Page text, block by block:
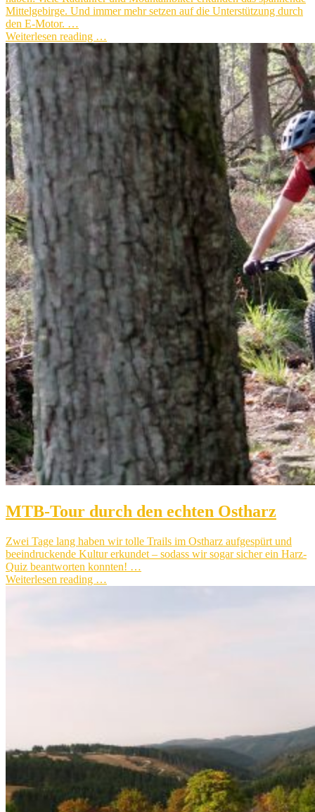
Mittelgebirge. Und immer mehr setzen auf die Unterstützung durch
den E-Motor. …
Weiterlesen reading …
MTB-Tour durch den echten Ostharz
Zwei Tage lang haben wir tolle Trails im Ostharz aufgespürt und
beeindruckende Kultur erkundet – sodass wir sogar sicher ein Harz-
Quiz beantworten konnten! …
Weiterlesen reading …